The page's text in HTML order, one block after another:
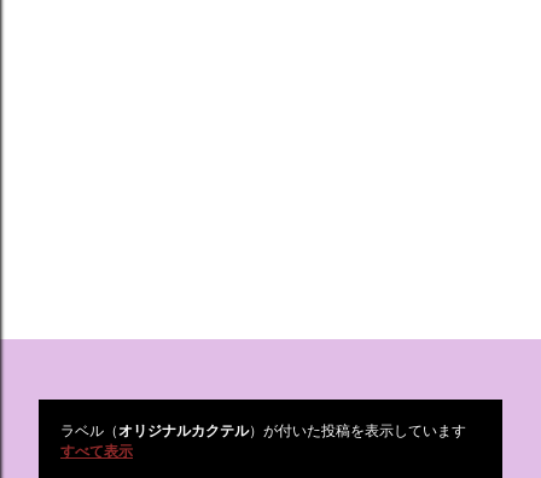
投
ラベル（オリジナルカクテル）が付いた投稿を表示しています
すべて表示